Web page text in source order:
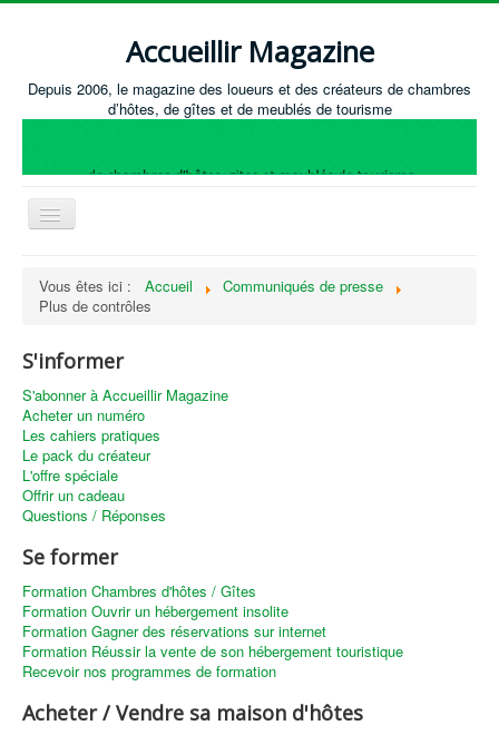
Accueillir Magazine
Depuis 2006, le magazine des loueurs et des créateurs de chambres
d’hôtes, de gîtes et de meublés de tourisme
Basculer
Créer / Ouvrir
Annonces immobilières
Recevoir les annonces immobilières / Nous contacter
Vous êtes ici : Accueil
Communiqués de presse
Plus de contrôles
S'informer
S'abonner à Accueillir Magazine
Acheter un numéro
Les cahiers pratiques
Le pack du créateur
L'offre spéciale
Offrir un cadeau
Questions / Réponses
Se former
Formation Chambres d'hôtes / Gîtes
Formation Ouvrir un hébergement insolite
Formation Gagner des réservations sur internet
Formation Réussir la vente de son hébergement touristique
Recevoir nos programmes de formation
Acheter / Vendre sa maison d'hôtes